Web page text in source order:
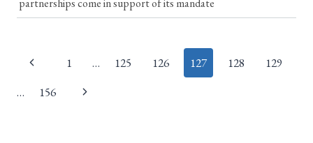
partnerships come in support of its mandate
Page
navigation
1 … 125 126 127 128
129
…
156